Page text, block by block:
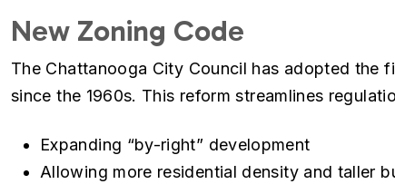
New Zoning Code
The Chattanooga City Council has adopted the
since the 1960s. This reform streamlines
Expanding “by-right” development
Allowing more residential density and taller